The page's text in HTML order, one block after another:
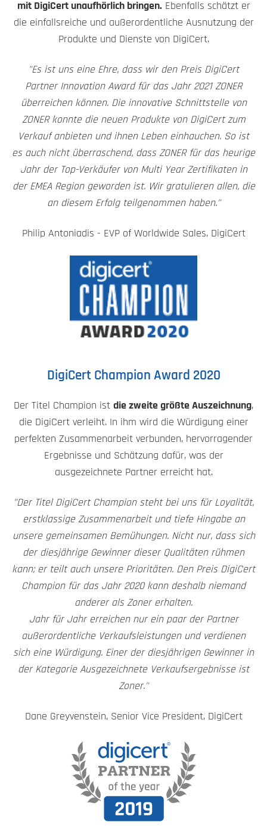
mit DigiCert unaufhörlich bringen. Ebenfalls schätzt er
die einfallsreiche und außerordentliche Ausnutzung der
Produkte und Dienste von DigiCert.
"Es ist uns eine Ehre, dass wir den Preis DigiCert
Partner Innovation Award für das Jahr 2021 ZONER
überreichen können. Die innovative Schnittstelle von
ZONER konnte die neuen Produkte von DigiCert zum
Verkauf anbieten und ihnen Leben einhauchen. So ist
es auch nicht überraschend, dass ZONER für das heurige
Jahr der Top-Verkäufer von Multi Year Zertifikaten in
der EMEA Region geworden ist. Wir gratulieren allen, die
an diesem Erfolg teilgenommen haben."
Philip Antoniadis - EVP of Worldwide Sales, DigiCert
DigiCert Champion Award 2020
Der Titel Champion ist die zweite größte Auszeichnung,
die DigiCert verleiht. In ihm wird die Würdigung einer
perfekten Zusammenarbeit verbunden, hervorragender
Ergebnisse und Schätzung dafür, was der
ausgezeichnete Partner erreicht hat.
"Der Titel DigiCert Champion steht bei uns für Loyalität,
erstklassige Zusammenarbeit und tiefe Hingabe an
unsere gemeinsamen Bemühungen. Nicht nur, dass sich
der diesjährige Gewinner dieser Qualitäten rühmen
kann; er teilt auch unsere Prioritäten. Den Preis DigiCert
Champion für das Jahr 2020 kann deshalb niemand
anderer als Zoner erhalten.
Jahr für Jahr erreichen nur ein paar der Partner
außerordentliche Verkaufsleistungen und verdienen
sich eine Würdigung. Einer der diesjährigen Gewinner in
der Kategorie Ausgezeichnete Verkaufsergebnisse ist
Zoner."
Dane Greyvenstein, Senior Vice President, DigiCert